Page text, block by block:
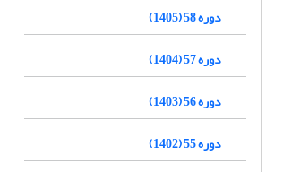
دوره 58 (1405)
دوره 57 (1404)
دوره 56 (1403)
دوره 55 (1402)